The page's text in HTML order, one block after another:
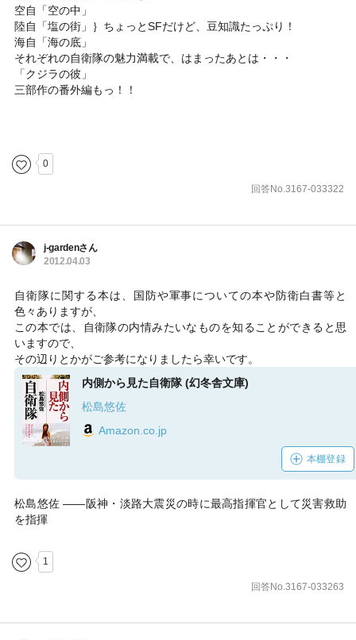
空自「空の中」
陸自「塩の街」｝ちょっとSFだけど、豆知識たっぷり！
海自「海の底」
それぞれの自衛隊の魅力満載で、はまったあとは・・・
「クジラの彼」
三部作の番外編もっ！！
0
回答No.3167-033322
j-gardenさん
2012.04.03
自衛隊に関する本は、国防や軍事についての本や防衛白書等と
色々ありますが、
この本では、自衛隊の内情みたいなものを知ることができると思
いますので、
その辺りとかがご参考になりましたら幸いです。
内側から見た自衛隊 (幻冬舎文庫)
松島悠佐
Amazon.co.jp
本棚登録
松島悠佐 ――阪神・淡路大震災の時に最高指揮官として災害救助
を指揮
1
回答No.3167-033263